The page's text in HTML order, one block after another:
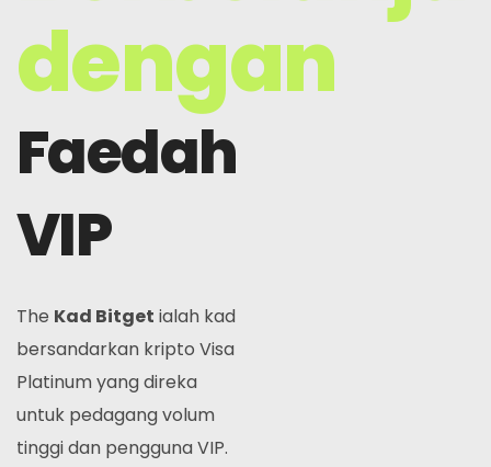
dengan
Faedah
VIP
The Kad Bitget ialah kad
bersandarkan kripto Visa
Platinum yang direka
untuk pedagang volum
tinggi dan pengguna VIP.